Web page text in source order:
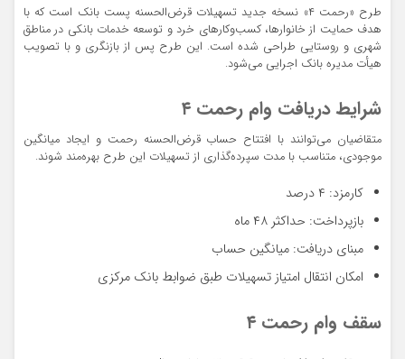
طرح «رحمت ۴» نسخه جدید تسهیلات قرض‌الحسنه پست بانک است که با
هدف حمایت از خانوارها، کسب‌وکارهای خرد و توسعه خدمات بانکی در مناطق
شهری و روستایی طراحی شده است. این طرح پس از بازنگری و با تصویب
هیأت مدیره بانک اجرایی می‌شود.
شرایط دریافت وام رحمت ۴
متقاضیان می‌توانند با افتتاح حساب قرض‌الحسنه رحمت و ایجاد میانگین
موجودی، متناسب با مدت سپرده‌گذاری از تسهیلات این طرح بهره‌مند شوند.
کارمزد: ۴ درصد
بازپرداخت: حداکثر ۴۸ ماه
مبنای دریافت: میانگین حساب
امکان انتقال امتیاز تسهیلات طبق ضوابط بانک مرکزی
سقف وام رحمت ۴